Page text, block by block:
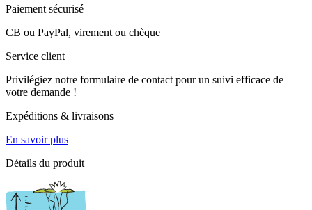
Paiement sécurisé
CB ou PayPal, virement ou chèque
Service client
Privilégiez notre formulaire de contact pour un suivi efficace de
votre demande !
Expéditions & livraisons
En savoir plus
Détails du produit